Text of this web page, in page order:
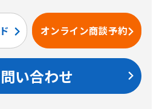
オンライン商談予約
い合わせ